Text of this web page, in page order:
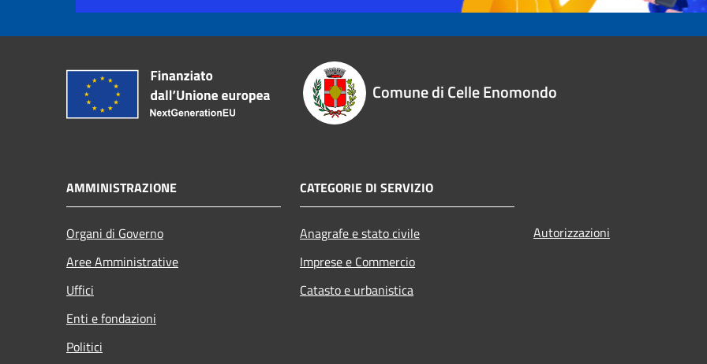
Comune di Celle Enomondo
AMMINISTRAZIONE
Organi di Governo
Aree Amministrative
Uffici
Enti e fondazioni
Politici
CATEGORIE DI SERVIZIO
Anagrafe e stato civile
Imprese e Commercio
Catasto e urbanistica
Autorizzazioni